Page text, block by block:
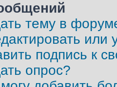
тему в
подпись к
опрос?